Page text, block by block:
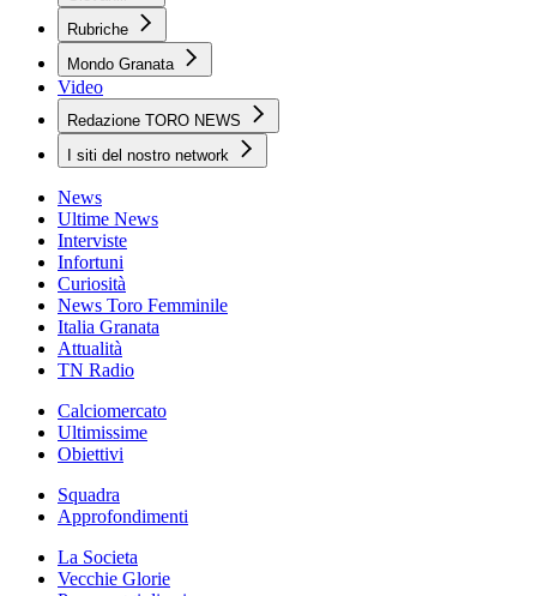
Rubriche
Mondo Granata
Video
Redazione TORO NEWS
I siti del nostro network
News
Ultime News
Interviste
Infortuni
Curiosità
News Toro Femminile
Italia Granata
Attualità
TN Radio
Calciomercato
Ultimissime
Obiettivi
Squadra
Approfondimenti
La Societa
Vecchie Glorie